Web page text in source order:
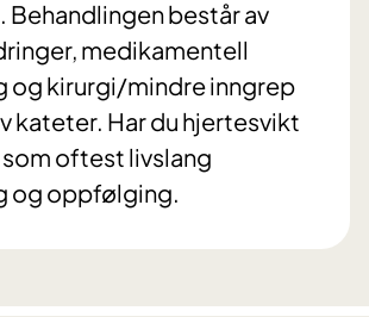
Behandlingen består av
medikamentell
og kirurgi/mindre inngrep
kateter. Har du hjertesvikt
oftest livslang
og oppfølging.